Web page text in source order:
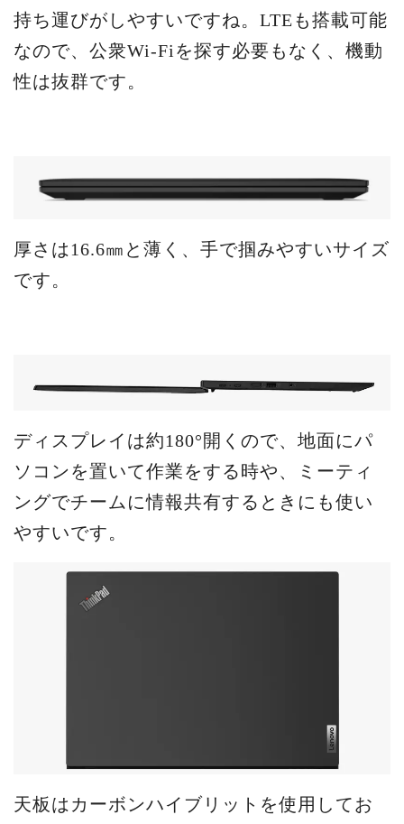
持ち運びがしやすいですね。LTEも搭載可能
なので、公衆Wi-Fiを探す必要もなく、機動
性は抜群です。
厚さは16.6㎜と薄く、手で掴みやすいサイズ
です。
ディスプレイは約180°開くので、地面にパ
ソコンを置いて作業をする時や、ミーティ
ングでチームに情報共有するときにも使い
やすいです。
天板はカーボンハイブリットを使用してお